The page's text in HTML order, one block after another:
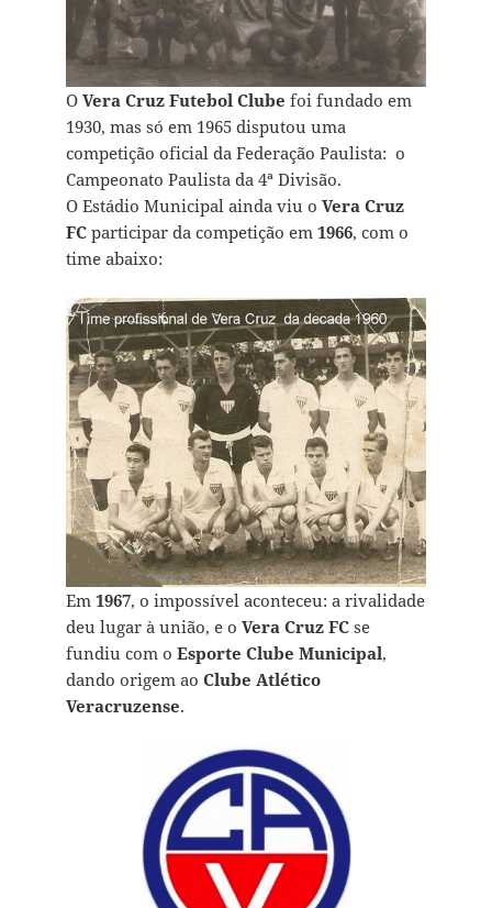
O Vera Cruz Futebol Clube foi fundado em
1930, mas só em 1965 disputou uma
competição oficial da Federação Paulista: o
Campeonato Paulista da 4ª Divisão.
O Estádio Municipal ainda viu o Vera Cruz
FCparticipar da competição em 1966, com o
time abaixo:
Em 1967, o impossível aconteceu: a rivalidade
deu lugar à união, e o Vera Cruz FCse
fundiu com o Esporte Clube Municipal,
dando origem ao Clube Atlético
Veracruzense.